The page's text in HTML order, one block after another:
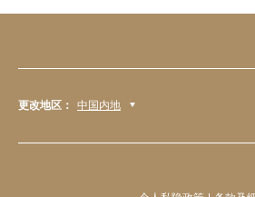
更改地区： 中国内地